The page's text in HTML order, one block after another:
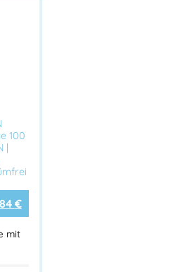
vor der Arbeit
durch wasserlösliche
Reinigungsmitteln, Ölen, Staub etc.
der Arbeit
Gesicht und Körper
100
|
€
mit